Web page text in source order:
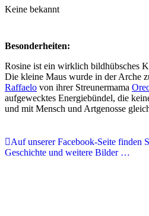
Keine bekannt
Besonderheiten:
Rosine ist ein wirklich bildhübsches
Die kleine Maus wurde in der Arche
Raffaelo von ihrer Streunermama
aufgewecktes Energiebündel, die
und mit Mensch und Artgenosse
Auf unserer Facebook-Seite finden
Geschichte und weitere Bilder …